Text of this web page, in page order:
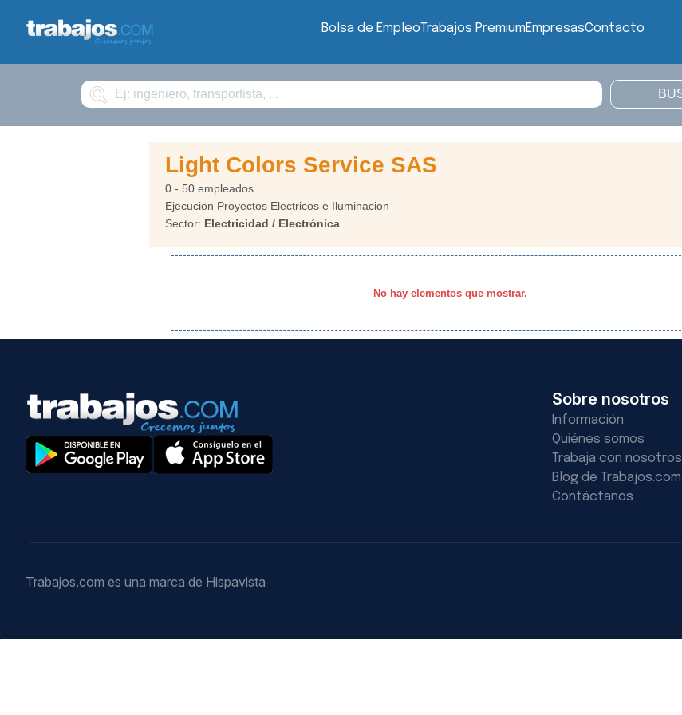
Bolsa de EmpleoTrabajos PremiumEmpresasContacto
Buscar
Light Colors Service SAS
0 - 50 empleados
Ejecucion Proyectos Electricos e Iluminacion
Sector: Electricidad / Electrónica
No hay elementos que mostrar.
Sobre nosotros
Información
Quiénes somos
Trabaja con nosotros
Blog de Trabajos.com
Contáctanos
Trabajos.com es una marca de Hispavista